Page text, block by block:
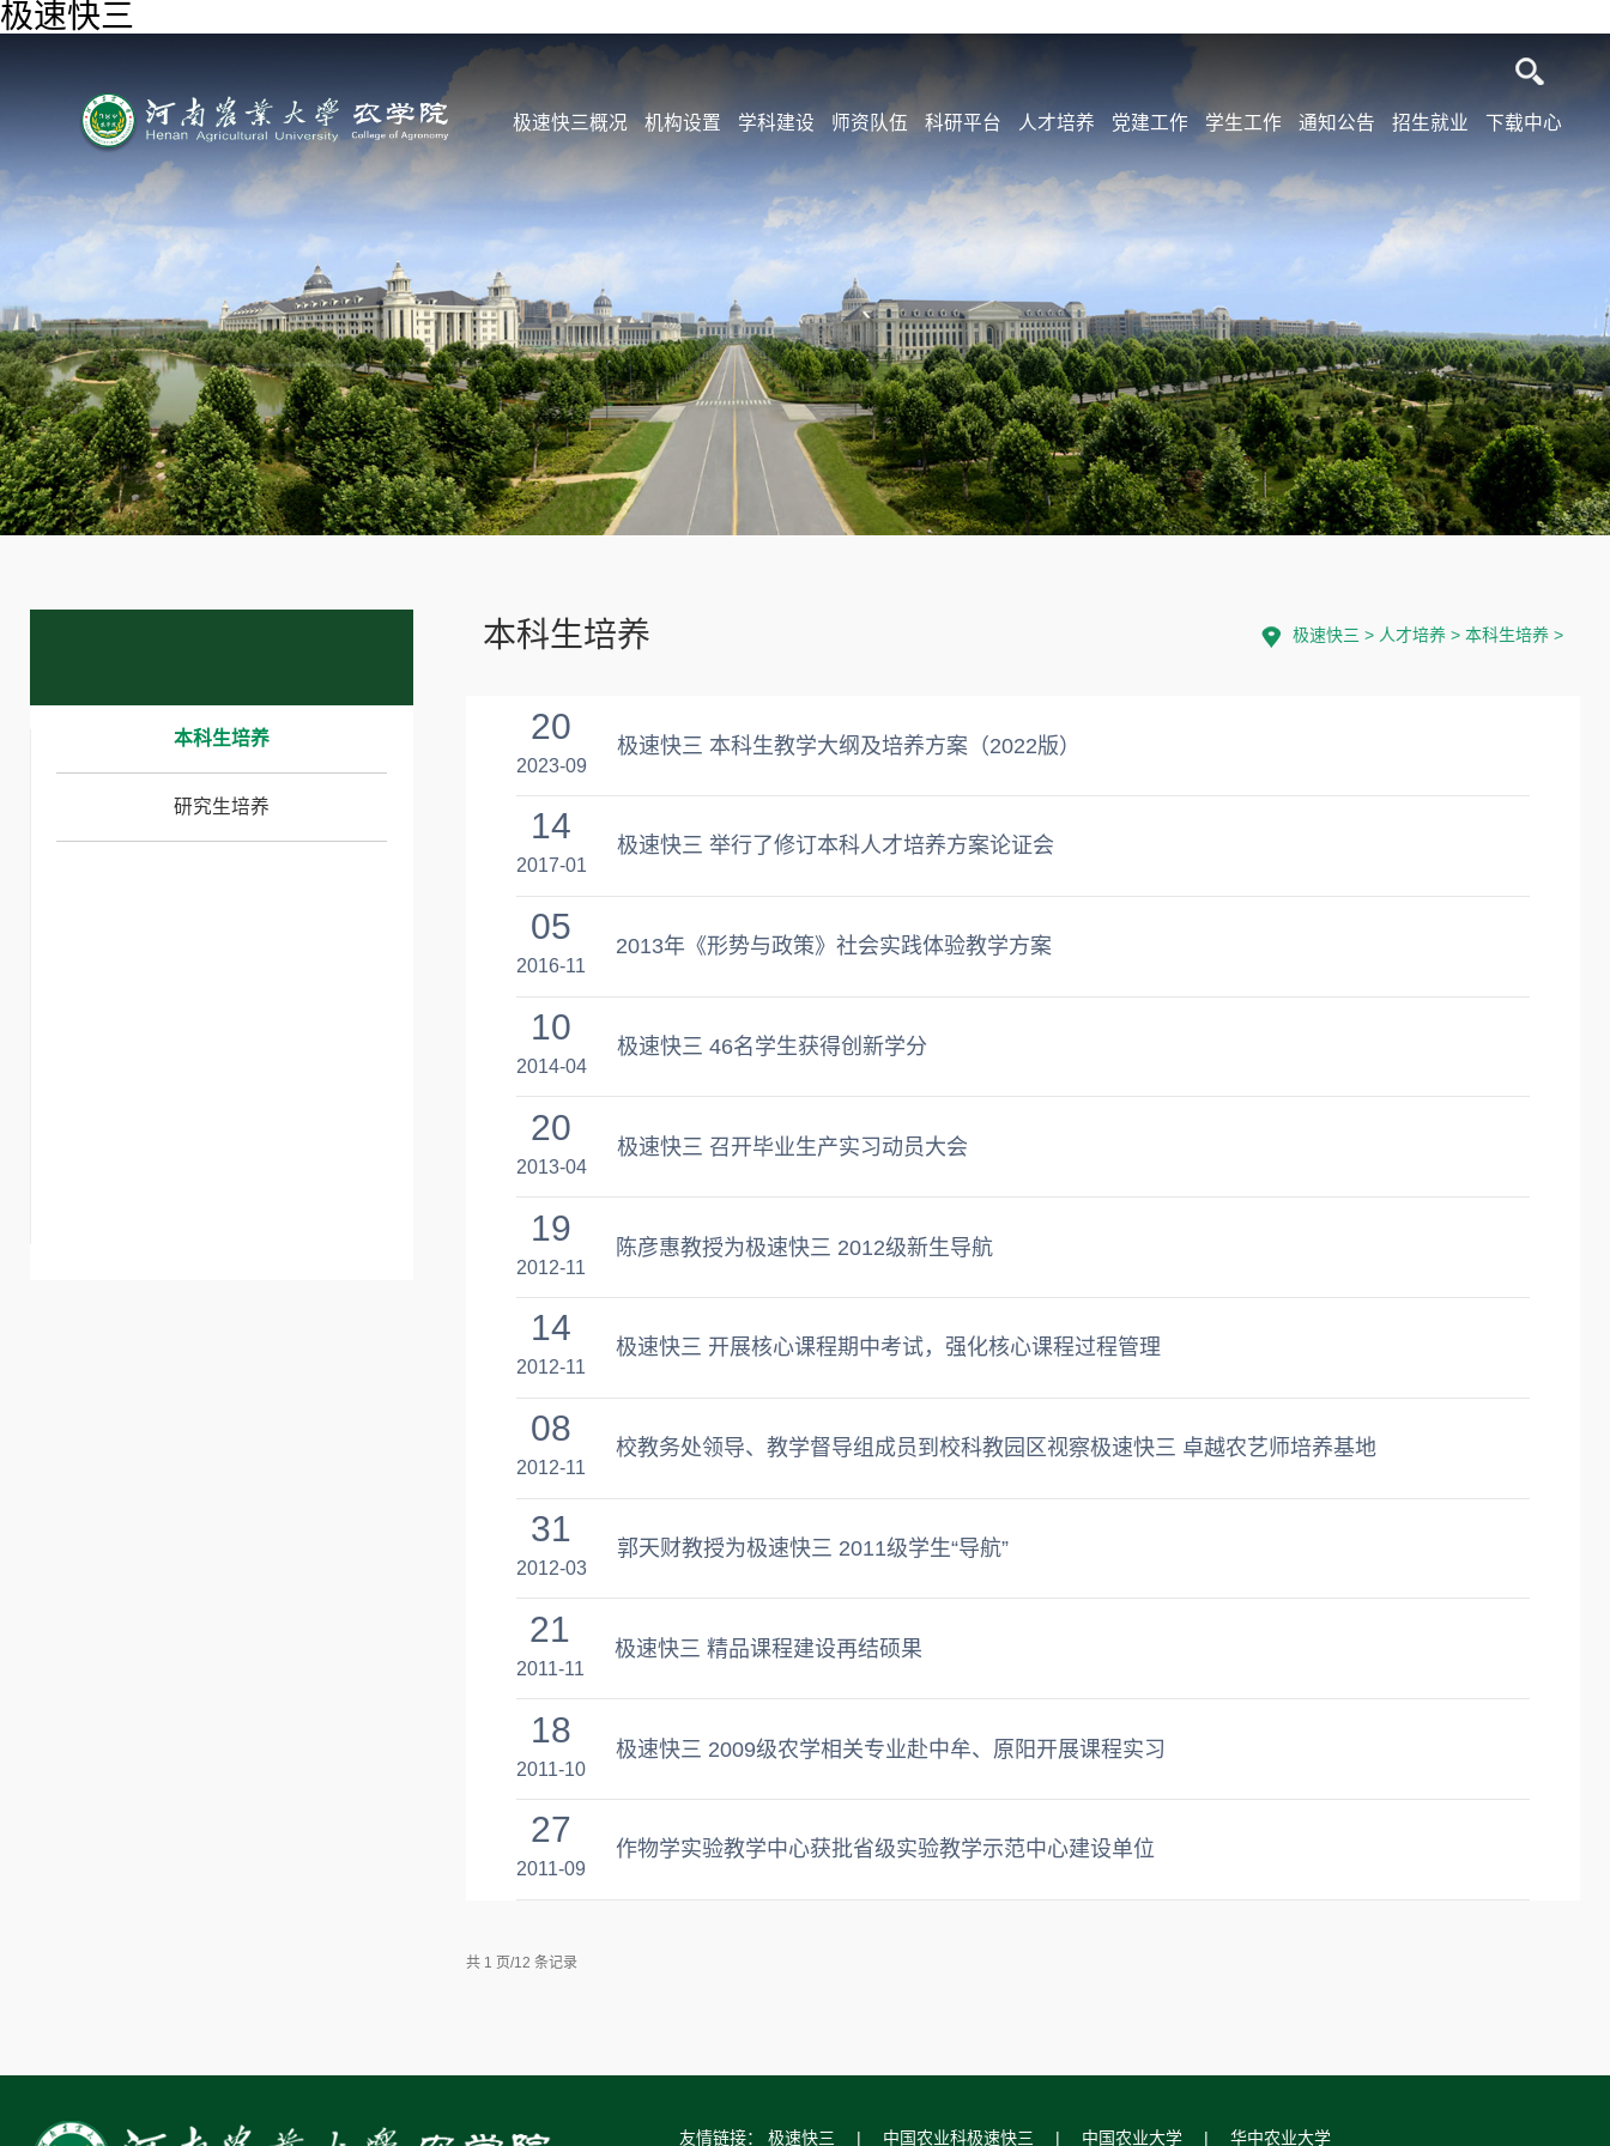
极速快三
极速快三概况 机构设置 学科建设 师资队伍 科研平台 人才培养 党建工作 学生工作 通知公告 招生就业 下载中心
本科生培养
研究生培养
极速快三 > 人才培养 > 本科生培养 >
本科生培养
20
2023-09
极速快三 本科生教学大纲及培养方案（2022版）
14
2017-01
极速快三 举行了修订本科人才培养方案论证会
05
2016-11
2013年《形势与政策》社会实践体验教学方案
10
2014-04
极速快三 46名学生获得创新学分
20
2013-04
极速快三 召开毕业生产实习动员大会
19
2012-11
陈彦惠教授为极速快三 2012级新生导航
14
2012-11
极速快三 开展核心课程期中考试，强化核心课程过程管理
08
2012-11
校教务处领导、教学督导组成员到校科教园区视察极速快三 卓越农艺师培养基地
31
2012-03
郭天财教授为极速快三 2011级学生“导航”
21
2011-11
极速快三 精品课程建设再结硕果
18
2011-10
极速快三 2009级农学相关专业赴中牟、原阳开展课程实习
27
2011-09
作物学实验教学中心获批省级实验教学示范中心建设单位
共 1 页/12 条记录
友情链接： 极速快三 | 中国农业科极速快三 | 中国农业大学 | 华中农业大学